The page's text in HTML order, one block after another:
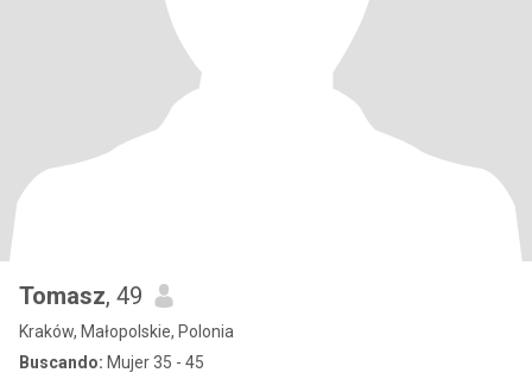
Tomasz, 49
Kraków, Małopolskie, Polonia
Buscando: Mujer 35 - 45